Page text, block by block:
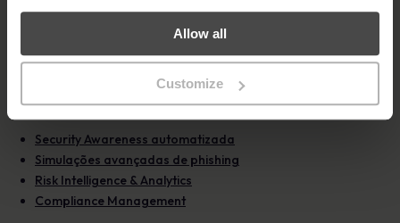
Allow all
Customize
cibernética requer uma governação forte, funcionários
informados e visibilidade contínua dos riscos. O MetaCompliance
ajuda as organizações a incorporar a segurança nas operações
quotidianas e a reduzir o risco humano.
Plataforma de Gestão do Risco Humano
resiliência através de:
Security Awareness automatizada
Simulações avançadas de phishing
Risk Intelligence & Analytics
Compliance Management